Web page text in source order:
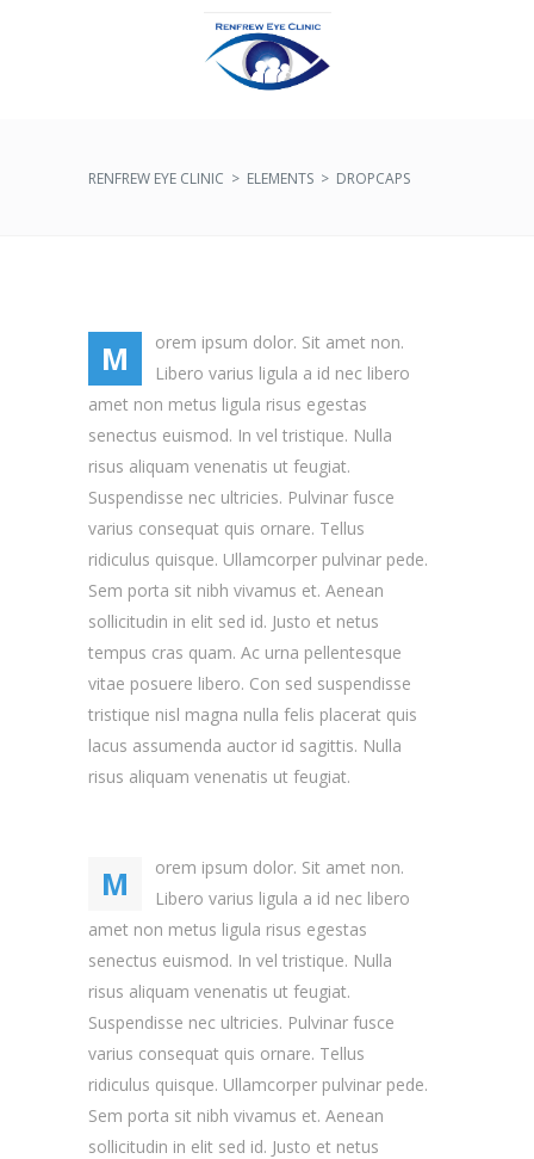
RENFREW EYE CLINIC > ELEMENTS > DROPCAPS
M
orem ipsum dolor. Sit amet non.
Libero varius ligula a id nec libero
amet non metus ligula risus egestas
senectus euismod. In vel tristique. Nulla
risus aliquam venenatis ut feugiat.
Suspendisse nec ultricies. Pulvinar fusce
varius consequat quis ornare. Tellus
ridiculus quisque. Ullamcorper pulvinar pede.
Sem porta sit nibh vivamus et. Aenean
sollicitudin in elit sed id. Justo et netus
tempus cras quam. Ac urna pellentesque
vitae posuere libero. Con sed suspendisse
tristique nisl magna nulla felis placerat quis
lacus assumenda auctor id sagittis. Nulla
risus aliquam venenatis ut feugiat.
M
orem ipsum dolor. Sit amet non.
Libero varius ligula a id nec libero
amet non metus ligula risus egestas
senectus euismod. In vel tristique. Nulla
risus aliquam venenatis ut feugiat.
Suspendisse nec ultricies. Pulvinar fusce
varius consequat quis ornare. Tellus
ridiculus quisque. Ullamcorper pulvinar pede.
Sem porta sit nibh vivamus et. Aenean
sollicitudin in elit sed id. Justo et netus